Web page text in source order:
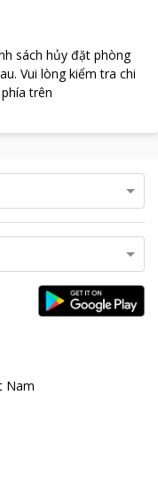
sách hủy đặt phòng
. Vui lòng kiểm tra chi
trên
Nam